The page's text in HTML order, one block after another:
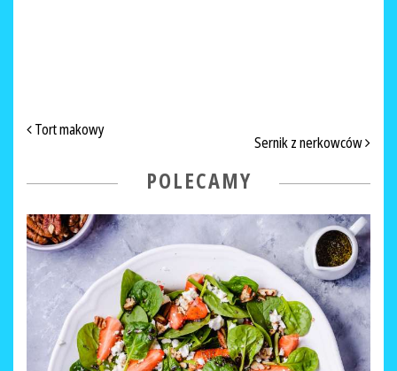
NAWIGACJA PO ARTYKUŁACH
Tort makowy
Sernik z nerkowców
POLECAMY